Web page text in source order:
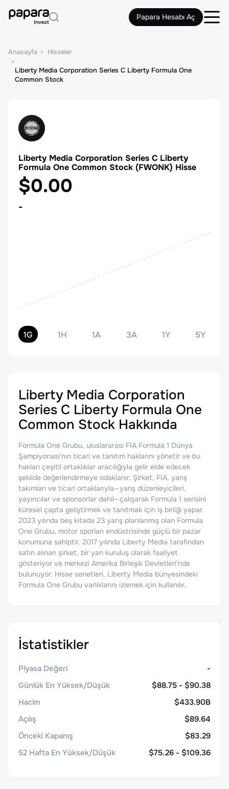
Papara Hesabı Aç
Anasayfa Hisseler
Liberty Media Corporation Series C Liberty Formula One
Common Stock
Liberty Media Corporation Series C Liberty
Formula One Common Stock (FWONK) Hisse
$0.00
-
1G 1H 1A 3A 1Y 5Y
Liberty Media Corporation
Series C Liberty Formula One
Common Stock Hakkında
Formula One Grubu, uluslararası FIA Formula 1 Dünya
Şampiyonası'nın ticari ve tanıtım haklarını yönetir ve bu
hakları çeşitli ortaklıklar aracılığıyla gelir elde edecek
şekilde değerlendirmeye odaklanır. Şirket, FIA, yarış
takımları ve ticari ortaklarıyla—yarış düzenleyicileri,
yayıncılar ve sponsorlar dahil—çalışarak Formula 1 serisini
küresel çapta geliştirmek ve tanıtmak için iş birliği yapar.
2023 yılında beş kıtada 23 yarış planlanmış olan Formula
One Grubu, motor sporları endüstrisinde güçlü bir pazar
konumuna sahiptir. 2017 yılında Liberty Media tarafından
satın alınan şirket, bir yan kuruluş olarak faaliyet
gösteriyor ve merkezi Amerika Birleşik Devletleri'nde
bulunuyor. Hisse senetleri, Liberty Media bünyesindeki
Formula One Grubu varlıklarını izlemek için kullanılır.
İstatistikler
Piyasa Değeri
-
Günlük En Yüksek/Düşük
$88.75 - $90.38
Hacim
$433.90B
Açılış
$89.64
Önceki Kapanış
$83.29
52 Hafta En Yüksek/Düşük
$75.26 - $109.36